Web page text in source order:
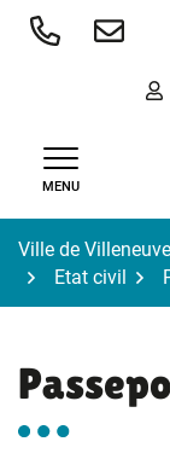
Aller
MENU
Ville de
Etat civil